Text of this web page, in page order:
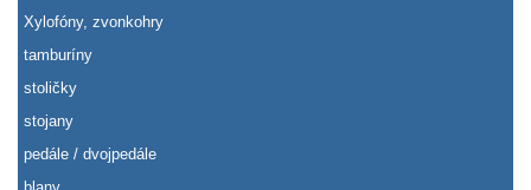
Xylofóny, zvonkohry
tamburíny
stoličky
stojany
pedále / dvojpedále